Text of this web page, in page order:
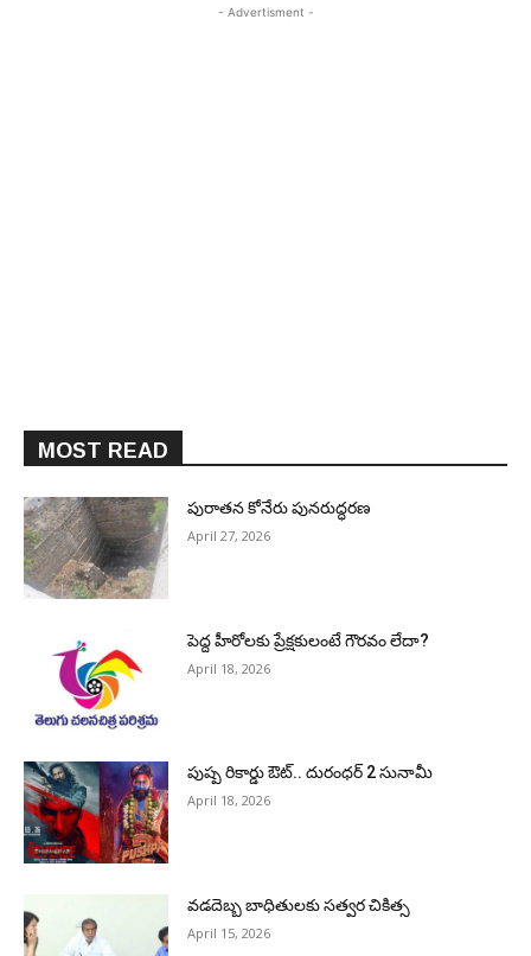
- Advertisment -
MOST READ
పురాత‌న కోనేరు పున‌రుద్ధ‌ర‌ణ
April 27, 2026
పెద్ద హీరోల‌కు ప్రేక్ష‌కులంటే గౌర‌వం లేదా?
April 18, 2026
పుష్ప రికార్డు ఔట్‌.. దురంధ‌ర్ 2 సునామీ
April 18, 2026
వడదెబ్బ బాధితులకు సత్వర చికిత్స
April 15, 2026